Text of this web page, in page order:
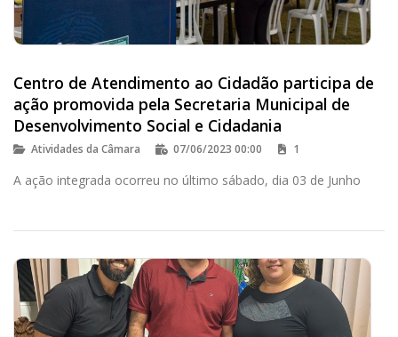
Centro de Atendimento ao Cidadão participa de
ação promovida pela Secretaria Municipal de
Desenvolvimento Social e Cidadania
Atividades da Câmara 07/06/2023 00:00 1
A ação integrada ocorreu no último sábado, dia 03 de Junho